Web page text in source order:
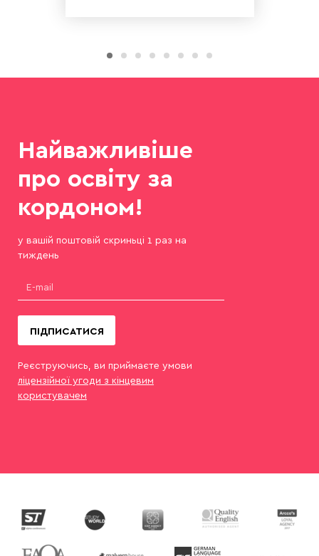
Найважливіше
про освіту за
кордоном!
у вашій поштовій скриньці 1 раз на
тиждень
ПІДПИСАТИСЯ
Реєструючись, ви приймаєте умови
ліцензійної угоди з кінцевим
користувачем